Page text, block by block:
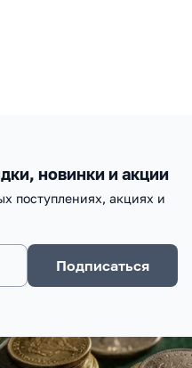
новинки и акции
поступлениях, акциях и
Подписаться